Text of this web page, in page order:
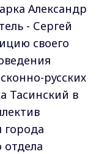
Александр
- Сергей
своего
русских
Тасинский в
города